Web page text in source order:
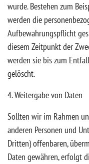
wurde. Bestehen zum
werden die
Aufbewahrungspflicht
diesem Zeitpunkt der
werden sie bis zum
gelöscht.
4. Weitergabe von Daten
Sollten wir im Rahmen
anderen Personen und
Dritten) offenbaren,
Daten gewähren, erfolgt